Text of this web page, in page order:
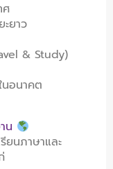
ศ
ะยาว
& Study)
อนาคต
น
ยนภาษาและ